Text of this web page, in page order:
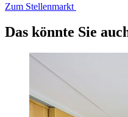
Zum Stellenmarkt
Das könnte Sie